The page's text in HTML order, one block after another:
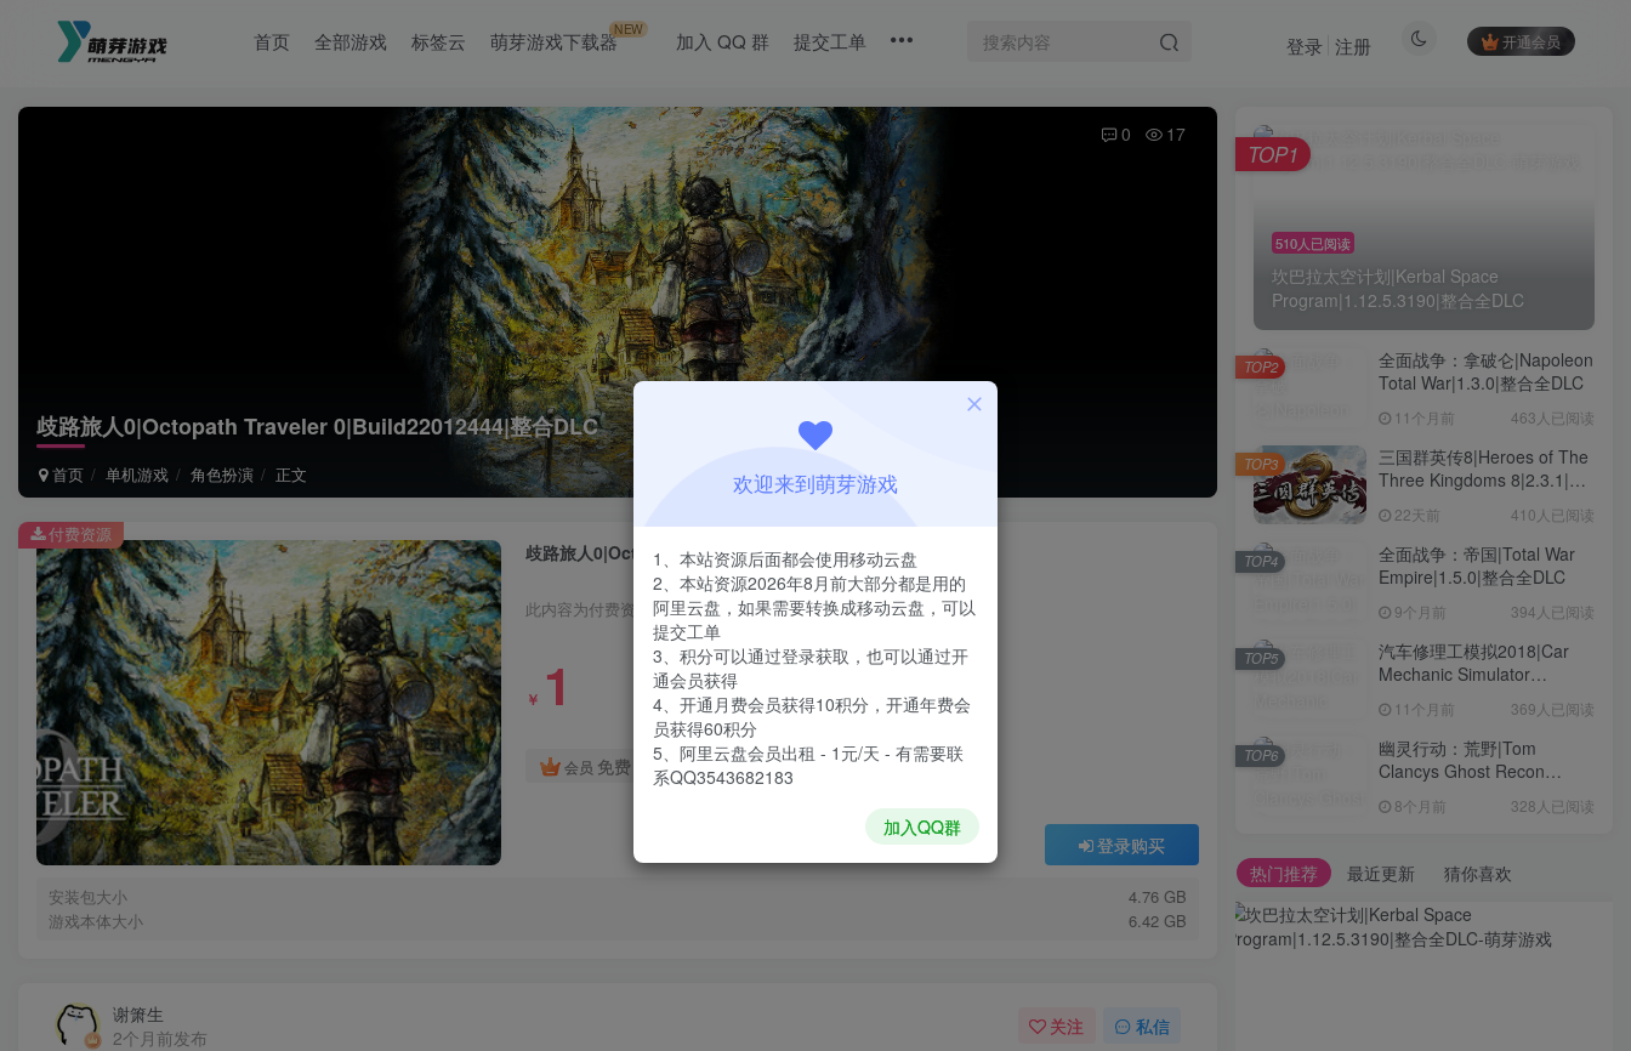
首页 全部游戏 标签云 萌芽游戏下载器NEW 加入 QQ 群 提交工单 开通会员
登录 注册
歧路旅人0|Octopath Traveler 0|Build22012444|整合DLC
首页 单机游戏 角色扮演 正文
0 17
歧路旅人0|Octopath Traveler 0|Build22012444|整合DLC
此内容为付费资源，请付费后查看
￥ 1
会员 免费
登录购买
安装包大小
4.76 GB
游戏本体大小
6.42 GB
付费资源
谢箫生
2个月前发布
关注 私信
510人已阅读
坎巴拉太空计划|Kerbal Space
Program|1.12.5.3190|整合全DLC
TOP1
全面战争：拿破仑|Napoleon
Total War|1.3.0|整合全DLC
11个月前 463人已阅读
TOP2
三国群英传8|Heroes of The
Three Kingdoms 8|2.3.1|整
22天前 410人已阅读
TOP3
全面战争：帝国|Total War
Empire|1.5.0|整合全DLC
9个月前 394人已阅读
TOP4
汽车修理工模拟2018|Car
Mechanic Simulator
11个月前 369人已阅读
TOP5
幽灵行动：荒野|Tom
Clancys Ghost Recon
DLC8个月前 328人已阅读
TOP6
热门推荐 最近更新 猜你喜欢
欢迎来到萌芽游戏
1、本站资源后面都会使用移动云盘
2、本站资源2026年8月前大部分都是用的
阿里云盘，如果需要转换成移动云盘，可以
提交工单
3、积分可以通过登录获取，也可以通过开
通会员获得
4、开通月费会员获得10积分，开通年费会
员获得60积分
5、阿里云盘会员出租 - 1元/天 - 有需要联
系QQ3543682183
加入QQ群